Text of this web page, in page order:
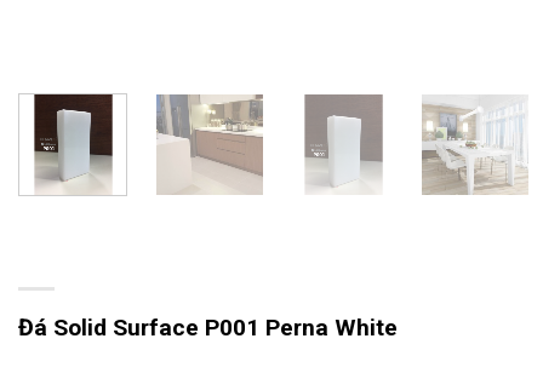
Đá Solid Surface P001 Perna White